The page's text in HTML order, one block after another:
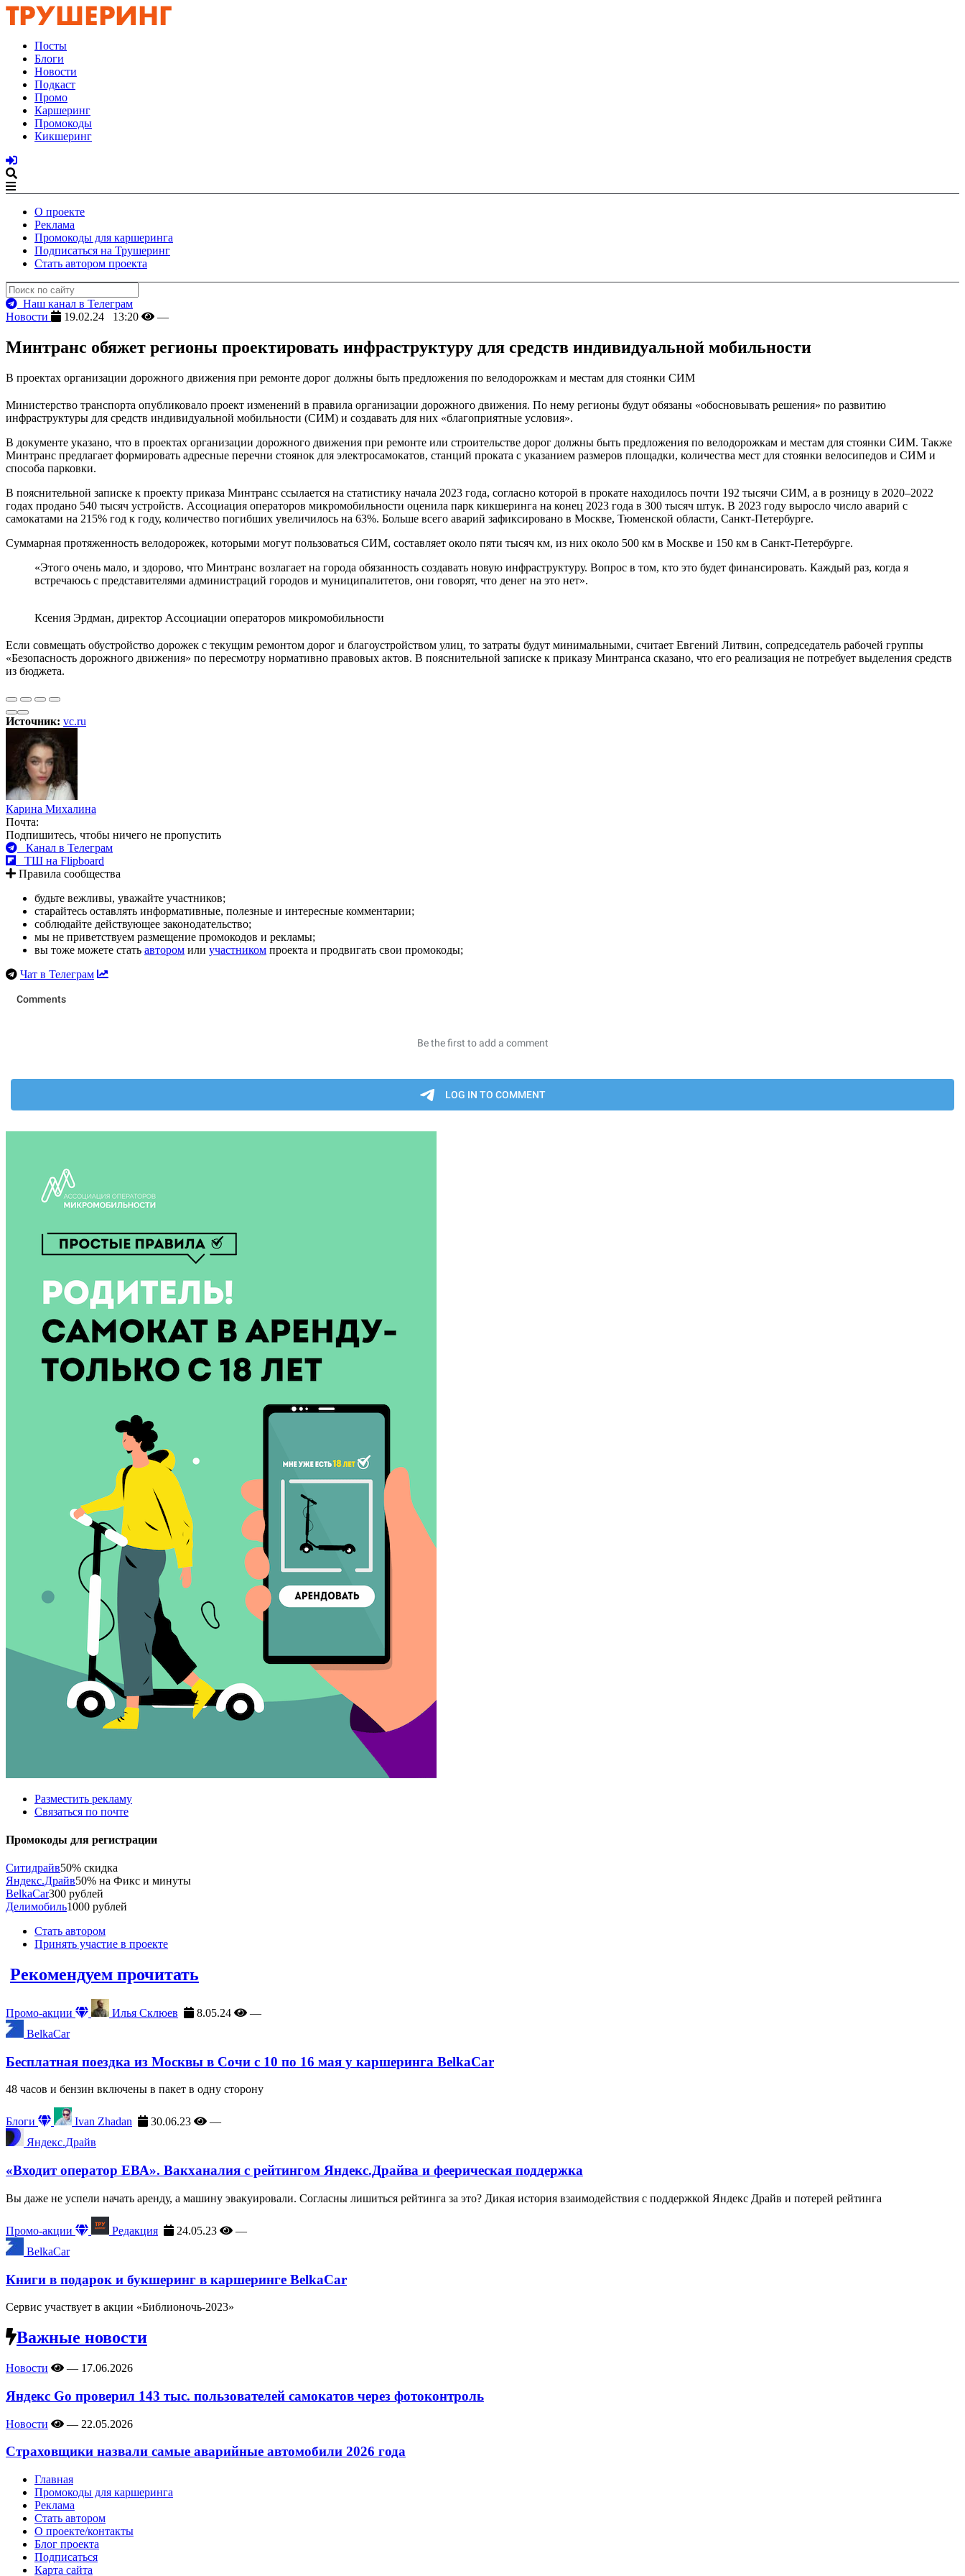
Посты
Блоги
Новости
Подкаст
Промо
Каршеринг
Промокоды
Кикшеринг
О проекте
Реклама
Промокоды для каршеринга
Подписаться на Трушеринг
Стать автором проекта
Наш канал в Телеграм
Новости
19.02.24 13:20 —
Минтранс обяжет регионы проектировать инфраструктуру для средств индивидуальной мобильности
В проектах организации дорожного движения при ремонте дорог должны быть предложения по велодорожкам и местам для стоянки СИМ
Министерство транспорта опубликовало проект изменений в правила организации дорожного движения. По нему регионы будут обязаны «обосновывать решения» по развитию
инфраструктуры для средств индивидуальной мобильности (СИМ) и создавать для них «благоприятные условия».
В документе указано, что в проектах организации дорожного движения при ремонте или строительстве дорог должны быть предложения по велодорожкам и местам для стоянки СИМ. Также
Минтранс предлагает формировать адресные перечни стоянок для электросамокатов, станций проката с указанием размеров площадки, количества мест для стоянки велосипедов и СИМ и
способа парковки.
В пояснительной записке к проекту приказа Минтранс ссылается на статистику начала 2023 года, согласно которой в прокате находилось почти 192 тысячи СИМ, а в розницу в 2020–2022
годах продано 540 тысяч устройств. Ассоциация операторов микромобильности оценила парк кикшеринга на конец 2023 года в 300 тысяч штук. В 2023 году выросло число аварий с
самокатами на 215% год к году, количество погибших увеличилось на 63%. Больше всего аварий зафиксировано в Москве, Тюменской области, Санкт-Петербурге.
Суммарная протяженность велодорожек, которыми могут пользоваться СИМ, составляет около пяти тысяч км, из них около 500 км в Москве и 150 км в Санкт-Петербурге.
«Этого очень мало, и здорово, что Минтранс возлагает на города обязанность создавать новую инфраструктуру. Вопрос в том, кто это будет финансировать. Каждый раз, когда я
встречаюсь с представителями администраций городов и муниципалитетов, они говорят, что денег на это нет».
Ксения Эрдман, директор Ассоциации операторов микромобильности
Если совмещать обустройство дорожек с текущим ремонтом дорог и благоустройством улиц, то затраты будут минимальными, считает Евгений Литвин, сопредседатель рабочей группы
«Безопасность дорожного движения» по пересмотру нормативно правовых актов. В пояснительной записке к приказу Минтранса сказано, что его реализация не потребует выделения средств
из бюджета.
Источник: vc.ru
Карина Михалина
Почта:
Подпишитесь, чтобы ничего не пропустить
Канал в Телеграм
ТШ на Flipboard
Правила сообщества
будьте вежливы, уважайте участников;
старайтесь оставлять информативные, полезные и интересные комментарии;
соблюдайте действующее законодательство;
мы не приветствуем размещение промокодов и рекламы;
вы тоже можете стать автором или участником проекта и продвигать свои промокоды;
Чат в Телеграм
Разместить рекламу
Связаться по почте
Промокоды для регистрации
Ситидрайв50% скидка
Яндекс.Драйв50% на Фикс и минуты
BelkaCar300 рублей
Делимобиль1000 рублей
Стать автором
Принять участие в проекте
Рекомендуем прочитать
Промо-акции Илья Склюев 8.05.24
—
BelkaCar
Бесплатная поездка из Москвы в Сочи с 10 по 16 мая у каршеринга BelkaCar
48 часов и бензин включены в пакет в одну сторону
Блоги Ivan Zhadan 30.06.23
—
Яндекс.Драйв
«Входит оператор ЕВА». Вакханалия с рейтингом Яндекс.Драйва и феерическая поддержка
Вы даже не успели начать аренду, а машину эвакуировали. Согласны лишиться рейтинга за это? Дикая история взаимодействия с поддержкой Яндекс Драйв и потерей рейтинга
Промо-акции Редакция 24.05.23
—
BelkaCar
Книги в подарок и букшеринг в каршеринге BelkaCar
Сервис участвует в акции «Библионочь-2023»
Важные новости
Новости — 17.06.2026
Яндекс Go проверил 143 тыс. пользователей самокатов через фотоконтроль
Новости — 22.05.2026
Страховщики назвали самые аварийные автомобили 2026 года
Главная
Промокоды для каршеринга
Реклама
Стать автором
О проекте/контакты
Блог проекта
Подписаться
Карта сайта